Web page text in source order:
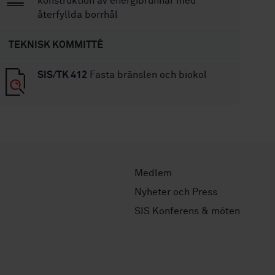
återfyllda borrhål
TEKNISK KOMMITTÉ
SIS/TK 412 Fasta bränslen och biokol
Medlem
Nyheter och Press
SIS Konferens & möten